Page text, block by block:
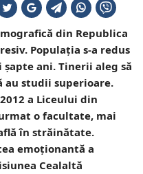
din Republica
Populaţia s-a redus
ani. Tinerii aleg să
au studii superioare.
a Liceului din
o facultate, mai
în străinătate.
emoționantă a
Cealaltă